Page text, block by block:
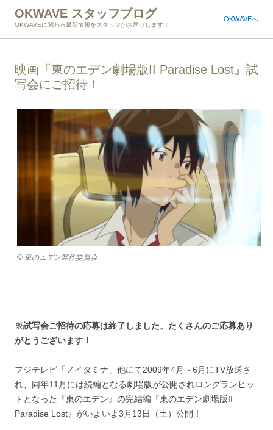
OKWAVE スタッフブログ
OKWAVEに関わる最新情報をスタッフがお届けします！
OKWAVEへ
映画『東のエデン劇場版II Paradise Lost』試
写会にご招待！
© 東のエデン製作委員会
※試写会ご招待の応募は終了しました。たくさんのご応募あり
がとうございます！
フジテレビ「ノイタミナ」他にて2009年4月～6月にTV放送さ
れ、同年11月には続編となる劇場版が公開されロングランヒッ
トとなった『東のエデン』の完結編『東のエデン劇場版II
Paradise Lost』がいよいよ3月13日（土）公開！